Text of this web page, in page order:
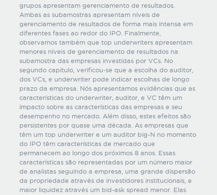
grupos apresentam gerenciamento de resultados.
Ambas as subamostras apresentam níveis de
gerenciamento de resultados de forma mais intensa em
diferentes fases ao redor do IPO. Finalmente,
observamos também que top underwriters apresentam
menores níveis de gerenciamento de resultados na
subamostra das empresas investidas por VCs. No
segundo capítulo, verificou-se que a escolha do auditor,
dos VCs, e underwriter pode indicar escolhas de longo
prazo da empresa. Nós apresentamos evidências que as
características do underwriter, auditor, e VC têm um
impacto sobre as características das empresas e seu
desempenho no mercado. Além disso, estes efeitos são
persistentes por quase uma década. As empresas que
têm um top underwriter e um auditor big-N no momento
do IPO têm características de mercado que
permanecem ao longo dos próximos 8 anos. Essas
características são representadas por um número maior
de analistas seguindo a empresa, uma grande dispersão
da propriedade através de investidores institucionais, e
maior liquidez através um bid-ask spread menor. Elas